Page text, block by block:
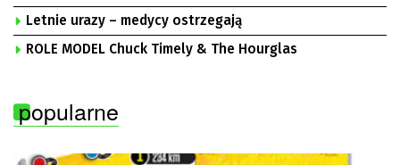
„Solidarność” Zielona Góra
Letnie urazy – medycy ostrzegają
ROLE MODEL Chuck Timely & The Hourglas
popularne